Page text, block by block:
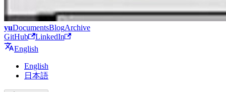
yuDocumentsBlogArchive
GitHub
LinkedIn
English
English
日本語